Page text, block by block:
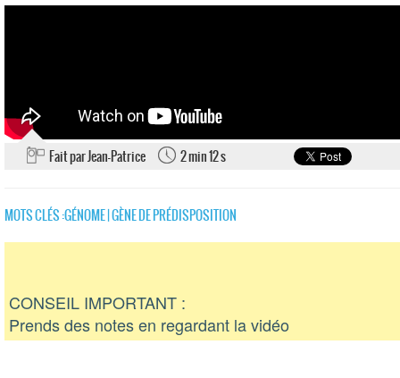
Fait par Jean-Patrice 2 min 12 s
MOTS CLÉS :GÉNOME|GÈNE DE PRÉDISPOSITION
CONSEIL IMPORTANT :
Prends des notes en regardant la vidéo